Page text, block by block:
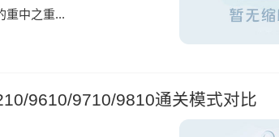
重中之重...
9610/9710/9810通关模式对比